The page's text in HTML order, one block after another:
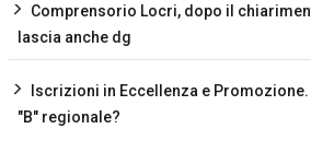
Comprensorio Locri, dopo il
lascia anche dg
Iscrizioni in Eccellenza e
"B" regionale?